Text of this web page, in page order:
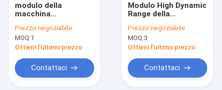
modulo della
macchina
HD 1080p Wifi con il
sensore IMX214 di
SONY CMOS
Prezzo:negoziabile
MOQ:1
Ottieni l'ultimo prezzo
Contattaci
Modulo High Dynamic
Range della
fotografica di SONY
IMX258 di immagine
di colore con alloggio
Prezzo:negoziabile
MOQ:3
Ottieni l'ultimo prezzo
Contattaci